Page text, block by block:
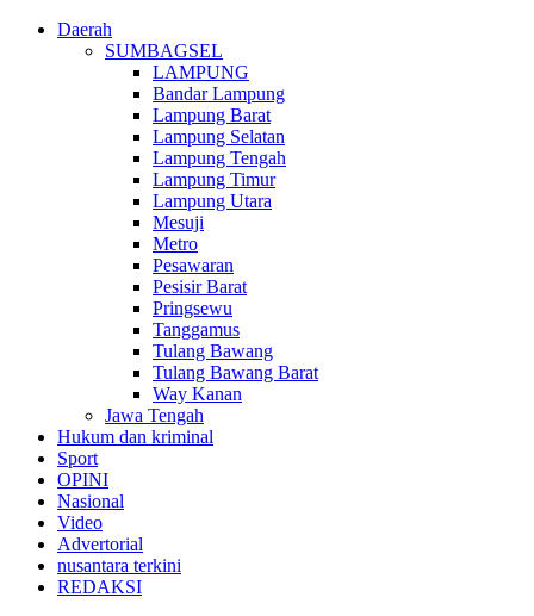
Daerah
SUMBAGSEL
LAMPUNG
Bandar Lampung
Lampung Barat
Lampung Selatan
Lampung Tengah
Lampung Timur
Lampung Utara
Mesuji
Metro
Pesawaran
Pesisir Barat
Pringsewu
Tanggamus
Tulang Bawang
Tulang Bawang Barat
Way Kanan
Jawa Tengah
Hukum dan kriminal
Sport
OPINI
Nasional
Video
Advertorial
nusantara terkini
REDAKSI